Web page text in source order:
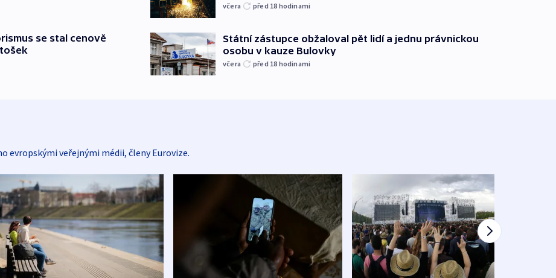
se stal cenově
včera před 18 hodinami
Státní zástupce obžaloval pět lidí a jednu právnickou
osobu v kauze Bulovky
včera před 18 hodinami
evropskými veřejnými médii, členy Eurovize.